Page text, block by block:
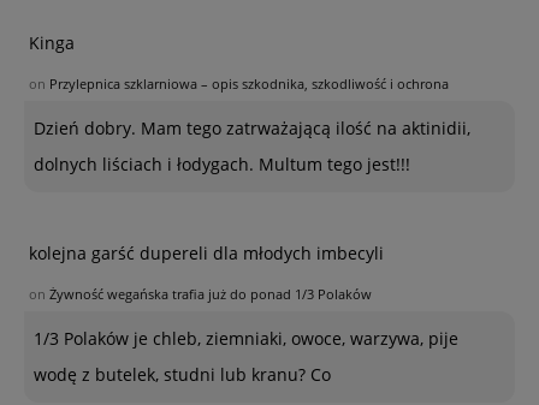
Kinga
on Przylepnica szklarniowa – opis szkodnika, szkodliwość i ochrona
Dzień dobry. Mam tego zatrważającą ilość na aktinidii,
dolnych liściach i łodygach. Multum tego jest!!!
kolejna garść dupereli dla młodych imbecyli
on Żywność wegańska trafia już do ponad 1/3 Polaków
1/3 Polaków je chleb, ziemniaki, owoce, warzywa, pije
wodę z butelek, studni lub kranu? Co